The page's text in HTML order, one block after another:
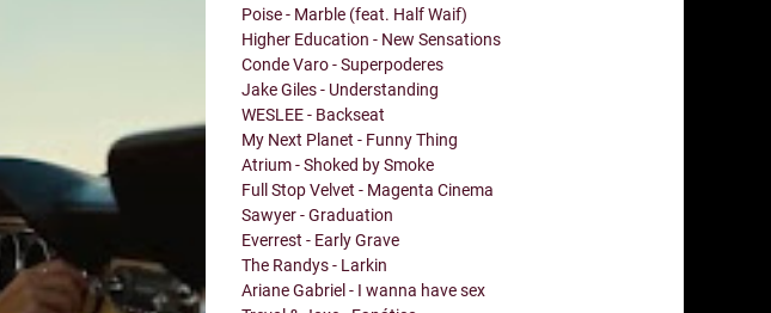
Poise - Marble (feat. Half Waif)
Higher Education - New Sensations
Conde Varo - Superpoderes
Jake Giles - Understanding
WESLEE - Backseat
My Next Planet - Funny Thing
Atrium - Shoked by Smoke
Full Stop Velvet - Magenta Cinema
Sawyer - Graduation
Everrest - Early Grave
The Randys - Larkin
Ariane Gabriel - I wanna have sex